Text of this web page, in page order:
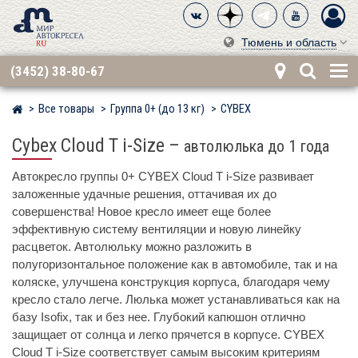
Тюмень и область
(3452) 38-80-67
Мир детских автокресел
Все товары Группа 0+ (до 13 кг) CYBEX
Cybex Cloud T i-Size – автолюлька до 1 года
Автокресло группы 0+ CYBEX Cloud T i-Size развивает
заложенные удачные решения, оттачивая их до
совершенства! Новое кресло имеет еще более
эффективную систему вентиляции и новую линейку
расцветок. Автолюльку можно разложить в
полугоризонтальное положение как в автомобиле, так и на
коляске, улучшена конструкция корпуса, благодаря чему
кресло стало легче. Люлька может устанавливаться как на
базу Isofix, так и без нее. Глубокий капюшон отлично
защищает от солнца и легко прячется в корпусе. CYBEX
Cloud T i-Size соответствует самым высоким критериям